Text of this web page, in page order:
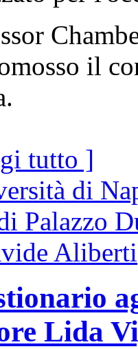
il
tutto ]
Lida